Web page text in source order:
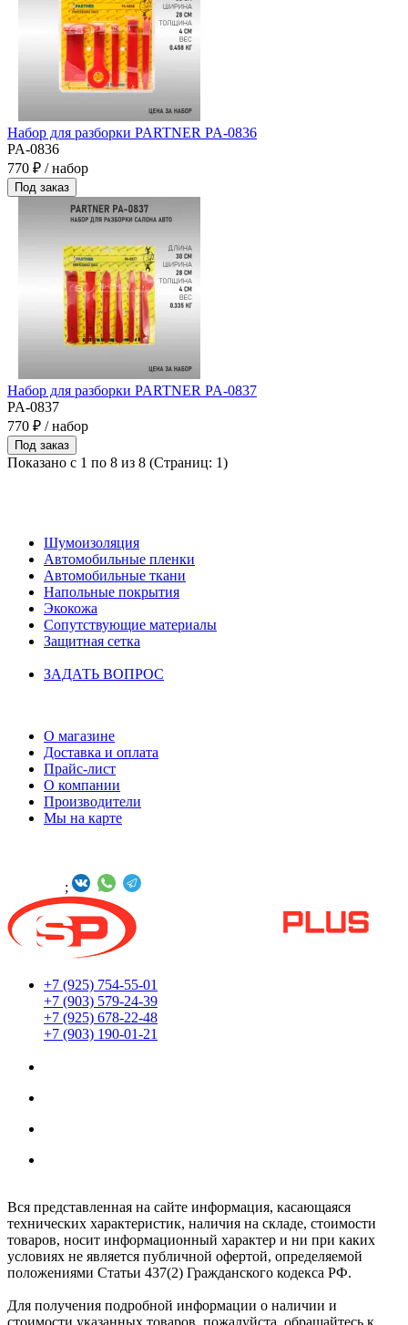
Набор для разборки PARTNER PA-0836
PA-0836
770 ₽ / набор
Под заказ
Набор для разборки PARTNER PA-0837
PA-0837
770 ₽ / набор
Под заказ
Показано с 1 по 8 из 8 (Страниц: 1)
Шумоизоляция
Автомобильные пленки
Автомобильные ткани
Напольные покрытия
Экокожа
Сопутствующие материалы
Защитная сетка
ЗАДАТЬ ВОПРОС
О магазине
Доставка и оплата
Прайс-лист
О компании
Производители
Мы на карте
;
+7 (925) 754-55-01
+7 (903) 579-24-39
+7 (925) 678-22-48
+7 (903) 190-01-21
Вся представленная на сайте информация, касающаяся
технических характеристик, наличия на складе, стоимости
товаров, носит информационный характер и ни при каких
условиях не является публичной офертой, определяемой
положениями Статьи 437(2) Гражданского кодекса РФ.
Для получения подробной информации о наличии и
стоимости указанных товаров, пожалуйста, обращайтесь к